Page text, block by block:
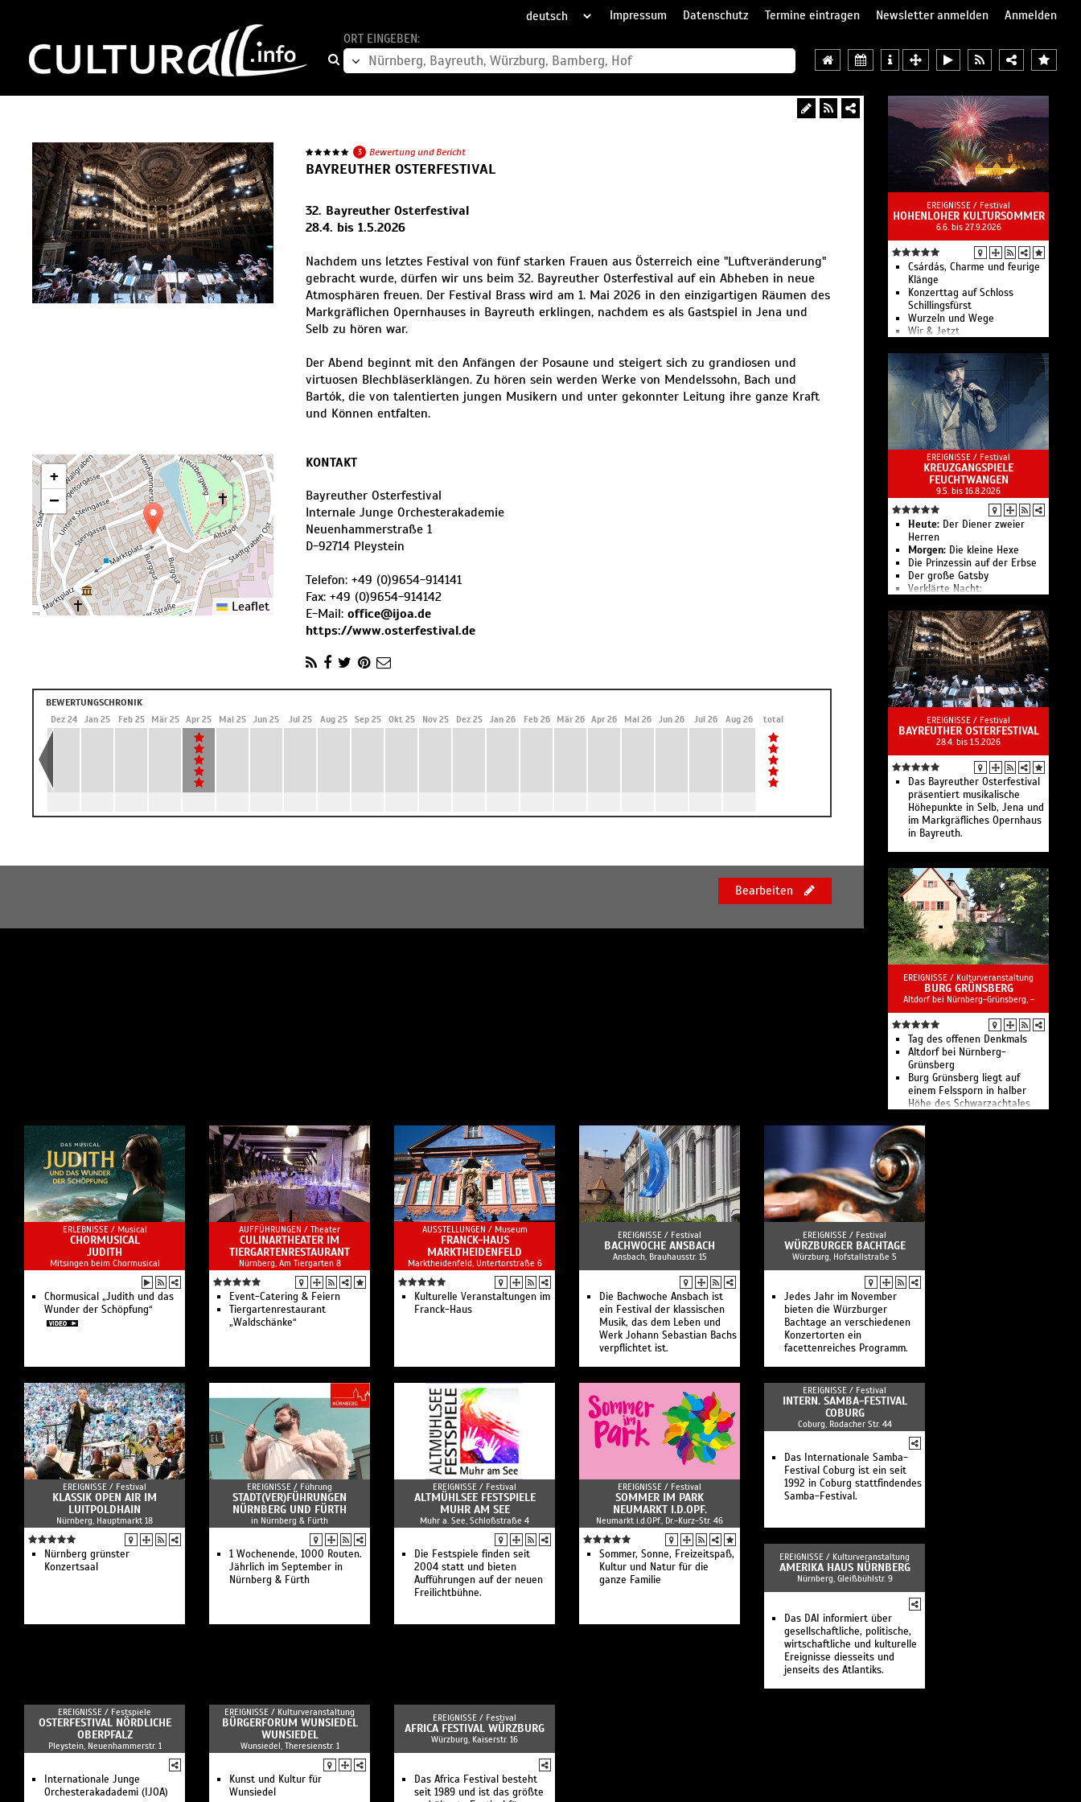
Impressum Datenschutz Termine eintragen Newsletter anmelden
Anmelden
ORT EINGEBEN:
3 Bewertung und Bericht
BAYREUTHER OSTERFESTIVAL
32. Bayreuther Osterfestival
28.4. bis 1.5.2026
Nachdem uns letztes Festival von fünf starken Frauen aus Österreich eine "Luftveränderung"
gebracht wurde, dürfen wir uns beim 32. Bayreuther Osterfestival auf ein Abheben in neue
Atmosphären freuen. Der Festival Brass wird am 1. Mai 2026 in den einzigartigen Räumen des
Markgräflichen Opernhauses in Bayreuth erklingen, nachdem es als Gastspiel in Jena und
Selb zu hören war.
Der Abend beginnt mit den Anfängen der Posaune und steigert sich zu grandiosen und
virtuosen Blechbläserklängen. Zu hören sein werden Werke von Mendelssohn, Bach und
Bartók, die von talentierten jungen Musikern und unter gekonnter Leitung ihre ganze Kraft
und Können entfalten.
+
−
Leaflet
KONTAKT
Bayreuther Osterfestival
Internale Junge Orchesterakademie
Neuenhammerstraße 1
D-92714 Pleystein
Telefon: +49 (0)9654-914141
Fax: +49 (0)9654-914142
E-Mail: office@ijoa.de
https://www.osterfestival.de
BEWERTUNGSCHRONIK
Dez 24 Jan 25 Feb 25 Mär 25 Apr 25 Mai 25 Jun 25 Jul 25 Aug 25 Sep 25 Okt 25 Nov 25 Dez 25 Jan 26 Feb 26 Mär 26 Apr 26 Mai 26 Jun 26 Jul 26 Aug 26 total
Bearbeiten
EREIGNISSE / Festival
HOHENLOHER KULTURSOMMER
6.6. bis 27.9.2026
Csárdás, Charme und feurige
Klänge
Konzerttag auf Schloss
Schillingsfürst
Wurzeln und Wege
Wir & Jetzt
Kulinarik aus Indien
Vitamin Pe - Das
Plauschkonzert
Prinz-Constantin-Konzert
The Birth Of The Violin
EREIGNISSE / Festival
KREUZGANGSPIELE
FEUCHTWANGEN
9.5. bis 16.8.2026
Heute: Der Diener zweier
Herren
Morgen: Die kleine Hexe
Die Prinzessin auf der Erbse
Der große Gatsby
Verklärte Nacht:
Die Kreuzgangspiele finden im
Sommer mit vielseitigem
Programm für Erwachsene
und Kinder im romanischen
Kreuzgang statt.
EREIGNISSE / Festival
BAYREUTHER OSTERFESTIVAL
28.4. bis 1.5.2026
Das Bayreuther Osterfestival
präsentiert musikalische
Höhepunkte in Selb, Jena und
im Markgräfliches Opernhaus
in Bayreuth.
EREIGNISSE / Kulturveranstaltung
BURG GRÜNSBERG
Altdorf bei Nürnberg-Grünsberg, -
Tag des offenen Denkmals
Altdorf bei Nürnberg-
Grünsberg
Burg Grünsberg liegt auf
einem Felssporn in halber
Höhe des Schwarzachtales
wasbedeutet, dass man sie
erst sieht, wenn man direkt
davor steht.
ERLEBNISSE / Musical
CHORMUSICAL
JUDITH
Mitsingen beim Chormusical
Chormusical „Judith und das
Wunder der Schöpfung“
AUFFÜHRUNGEN / Theater
CULINARTHEATER IM
TIERGARTENRESTAURANT
Nürnberg, Am Tiergarten 8
Event-Catering & Feiern
Tiergartenrestaurant
„Waldschänke“
AUSSTELLUNGEN / Museum
FRANCK-HAUS
MARKTHEIDENFELD
Marktheidenfeld, Untertorstraße 6
Kulturelle Veranstaltungen im
Franck-Haus
EREIGNISSE / Festival
BACHWOCHE ANSBACH
Ansbach, Brauhausstr. 15
Die Bachwoche Ansbach ist
ein Festival der klassischen
Musik, das dem Leben und
Werk Johann Sebastian Bachs
verpflichtet ist.
EREIGNISSE / Festival
WÜRZBURGER BACHTAGE
Würzburg, Hofstallstraße 5
Jedes Jahr im November
bieten die Würzburger
Bachtage an verschiedenen
Konzertorten ein
facettenreiches Programm.
EREIGNISSE / Festival
KLASSIK OPEN AIR IM
LUITPOLDHAIN
Nürnberg, Hauptmarkt 18
Nürnberg grünster
Konzertsaal
EREIGNISSE / Führung
STADT(VER)­FÜHRUNGEN
NÜRNBERG UND FÜRTH
in Nürnberg & Fürth
1 Wochenende, 1000 Routen.
Jährlich im September in
Nürnberg & Fürth
EREIGNISSE / Festival
ALTMÜHLSEE FESTSPIELE
MUHR AM SEE
Muhr a. See, Schloßstraße 4
Die Festspiele finden seit
2004 statt und bieten
Aufführungen auf der neuen
Freilichtbühne.
EREIGNISSE / Festival
SOMMER IM PARK
NEUMARKT I.D.OPF.
Neumarkt i.d.OPf., Dr.-Kurz-Str. 46
Sommer, Sonne, Freizeitspaß,
Kultur und Natur für die
ganze Familie
EREIGNISSE / Festival
INTERN. SAMBA-FESTIVAL
COBURG
Coburg, Rodacher Str. 44
Das Internationale Samba-
Festival Coburg ist ein seit
1992 in Coburg stattfindendes
Samba-Festival.
EREIGNISSE / Kulturveranstaltung
AMERIKA HAUS NÜRNBERG
Nürnberg, Gleißbühlstr. 9
Das DAI informiert über
gesellschaftliche, politische,
wirtschaftliche und kulturelle
Ereignisse diesseits und
jenseits des Atlantiks.
EREIGNISSE / Festspiele
OSTERFESTIVAL NÖRDLICHE
OBERPFALZ
Pleystein, Neuenhammerstr. 1
Internationale Junge
Orchesterakadademi (IJOA)
EREIGNISSE / Kulturveranstaltung
BÜRGERFORUM WUNSIEDEL
WUNSIEDEL
Wunsiedel, Theresienstr. 1
Kunst und Kultur für
Wunsiedel
EREIGNISSE / Festival
AFRICA FESTIVAL WÜRZBURG
Würzburg, Kaiserstr. 16
Das Africa Festival besteht
seit 1989 und ist das größte